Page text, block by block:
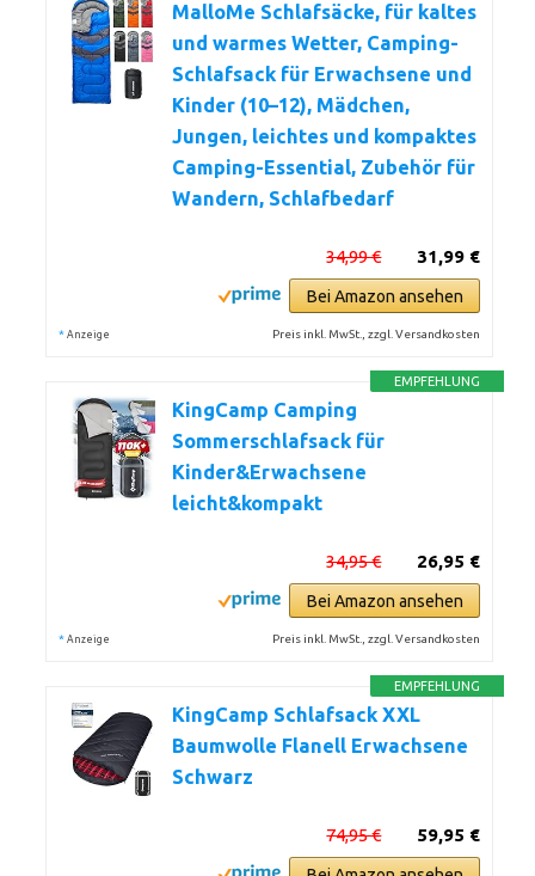
MalloMe Schlafsäcke, für kaltes
und warmes Wetter, Camping-
Schlafsack für Erwachsene und
Kinder (10–12), Mädchen,
Jungen, leichtes und kompaktes
Camping-Essential, Zubehör für
Wandern, Schlafbedarf
31,99 €
34,99 €
Bei Amazon ansehen
* Anzeige Preis inkl. MwSt., zzgl. Versandkosten
EMPFEHLUNG
KingCamp Camping
Sommerschlafsack für
Kinder&Erwachsene
leicht&kompakt
26,95 €
34,95 €
Bei Amazon ansehen
* Anzeige Preis inkl. MwSt., zzgl. Versandkosten
EMPFEHLUNG
KingCamp Schlafsack XXL
Baumwolle Flanell Erwachsene
Schwarz
59,95 €
74,95 €